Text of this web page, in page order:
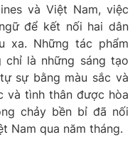
và Việt Nam, việc
để kết nối hai dân
xa. Những tác phẩm
là những sáng tạo
sự bằng màu sắc và
và tình thân được hòa
chảy bền bỉ đã nối
Nam qua năm tháng.